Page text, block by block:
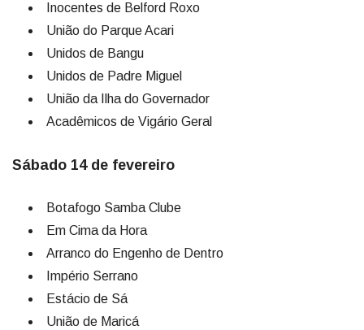
Inocentes de Belford Roxo
União do Parque Acari
Unidos de Bangu
Unidos de Padre Miguel
União da Ilha do Governador
Acadêmicos de Vigário Geral
Sábado 14 de fevereiro
Botafogo Samba Clube
Em Cima da Hora
Arranco do Engenho de Dentro
Império Serrano
Estácio de Sá
União de Maricá